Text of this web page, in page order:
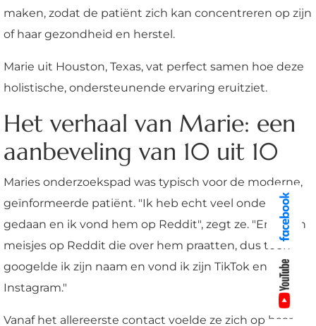
maken, zodat de patiënt zich kan concentreren op zijn
of haar gezondheid en herstel.
Marie uit Houston, Texas, vat perfect samen hoe deze
holistische, ondersteunende ervaring eruitziet.
Het verhaal van Marie: een
aanbeveling van 10 uit 10
Maries onderzoekspad was typisch voor de moderne,
geïnformeerde patiënt. "Ik heb echt veel onderzoek
gedaan en ik vond hem op Reddit", zegt ze. "Er waren
meisjes op Reddit die over hem praatten, dus toen
googelde ik zijn naam en vond ik zijn TikTok en
Instagram."
Vanaf het allereerste contact voelde ze zich op haar